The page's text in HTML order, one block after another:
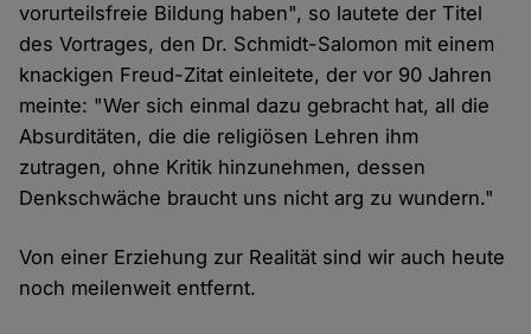
vorurteilsfreie Bildung haben", so lautete der Titel
des Vortrages, den Dr. Schmidt-Salomon mit einem
knackigen Freud-Zitat einleitete, der vor 90 Jahren
meinte: "Wer sich einmal dazu gebracht hat, all die
Absurditäten, die die religiösen Lehren ihm
zutragen, ohne Kritik hinzunehmen, dessen
Denkschwäche braucht uns nicht arg zu wundern."
Von einer Erziehung zur Realität sind wir auch heute
noch meilenweit entfernt.